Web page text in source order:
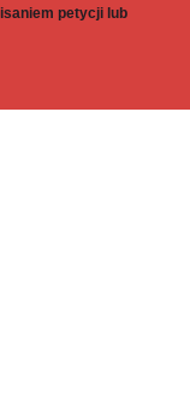
petycji lub